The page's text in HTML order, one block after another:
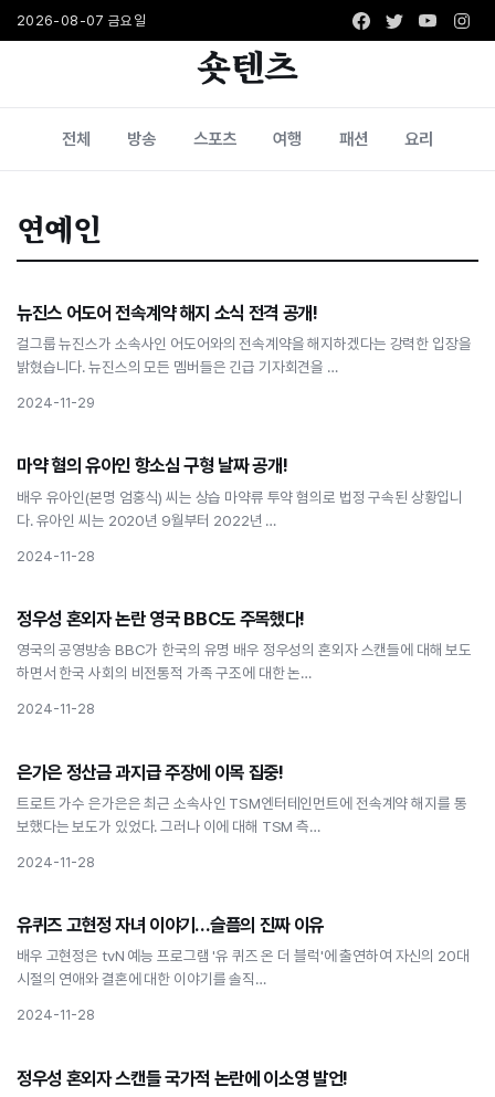
2026-08-07 금요일 Facebook
Twitter
숏텐츠
전체 방송 스포츠 여행 패션 요리
연예인
뉴진스 어도어 전속계약 해지 소식 전격 공개!
연예인
뉴진스 어도어 전속계약 해지 소식 전격 공개!
걸그룹 뉴진스가 소속사인 어도어와의 전속계약을 해지하겠다는 강력한 입장을
밝혔습니다. 뉴진스의 모든 멤버들은 긴급 기자회견을 …
2024-11-29
마약 혐의 유아인 항소심 구형 날짜 공개!
연예인
마약 혐의 유아인 항소심 구형 날짜 공개!
배우 유아인(본명 엄홍식) 씨는 상습 마약류 투약 혐의로 법정 구속된 상황입니
다. 유아인 씨는 2020년 9월부터 2022년 …
2024-11-28
정우성 혼외자 논란 영국 BBC도 주목했다!
연예인
정우성 혼외자 논란 영국 BBC도 주목했다!
영국의 공영방송 BBC가 한국의 유명 배우 정우성의 혼외자 스캔들에 대해 보도
하면서 한국 사회의 비전통적 가족 구조에 대한 논…
2024-11-28
은가은 정산금 과지급 주장에 이목 집중!
연예인
은가은 정산금 과지급 주장에 이목 집중!
트로트 가수 은가은은 최근 소속사인 TSM엔터테인먼트에 전속계약 해지를 통
보했다는 보도가 있었다. 그러나 이에 대해 TSM 측…
2024-11-28
유퀴즈 고현정 자녀 이야기…슬픔의 진짜 이유
연예인
유퀴즈 고현정 자녀 이야기…슬픔의 진짜 이유
배우 고현정은 tvN 예능 프로그램 '유 퀴즈 온 더 블럭'에 출연하여 자신의 20대
시절의 연애와 결혼에 대한 이야기를 솔직…
2024-11-28
정우성 혼외자 스캔들 국가적 논란에 이소영 발언!
연예인
정우성 혼외자 스캔들 국가적 논란에 이소영 발언!